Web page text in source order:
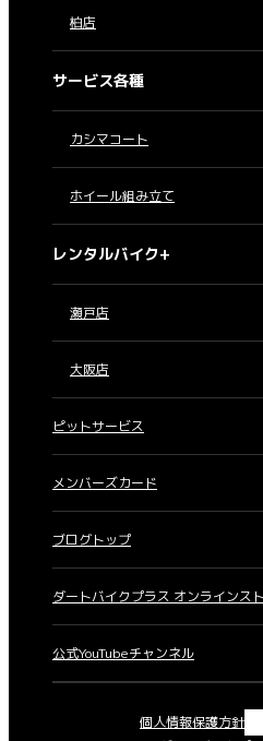
柏店
サービス各種
カシマコート
ホイール組み立て
レンタルバイク+
瀬戸店
大阪店
ピットサービス
メンバーズカード
ブログトップ
ダートバイクプラス オンラインス
公式YouTubeチャンネル
個人情報保護方針X